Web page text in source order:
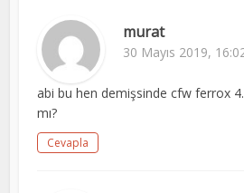
murat
30 Mayıs 2019,
abi bu hen demişsinde cfw ferrox
mı?
Cevapla